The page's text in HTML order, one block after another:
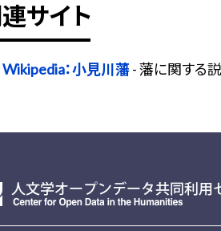
サイト
Wikipedia：小見川藩- 藩に関する